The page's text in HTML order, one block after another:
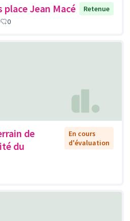
place Jean Macé
Retenue
0
de
du
En cours
d'évaluation